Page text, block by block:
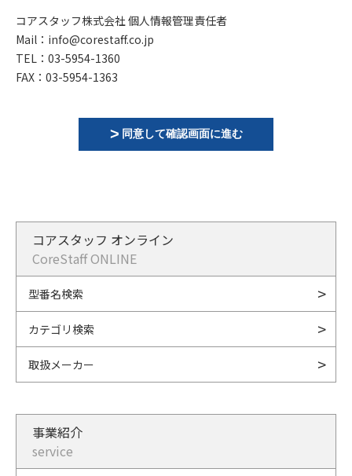
コアスタッフ株式会社 個人情報管理責任者
Mail：info@corestaff.co.jp
TEL：03-5954-1360
FAX：03-5954-1363
同意して確認画面に進む
コアスタッフ オンライン
CoreStaff ONLINE
型番名検索
カテゴリ検索
取扱メーカー
事業紹介
service